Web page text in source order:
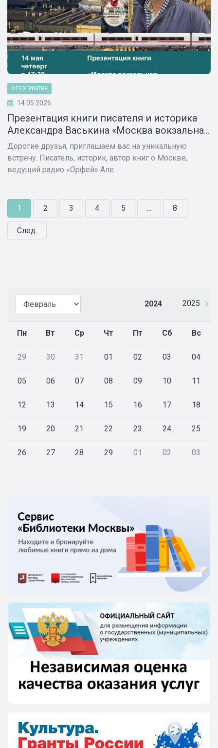
2024 2025
Пн Вт Ср Чт Пт Сб Вс
29 30 31 01 02 03 04
05 06 07 08 09 10 11
12 13 14 15 16 17 18
19 20 21 22 23 24 25
26 27 28 29 01 02 03
МЕРОПРИЯТИЯ
14.05.2026
Презентация книги писателя и историка
Александра Васькина «Москва вокзальна...
Дорогие друзья, приглашаем вас на уникальную
встречу. Писатель, историк, автор книг о Москве,
ведущий радио «Орфей» Але...
1 2 3 4 5 ... 8
След.